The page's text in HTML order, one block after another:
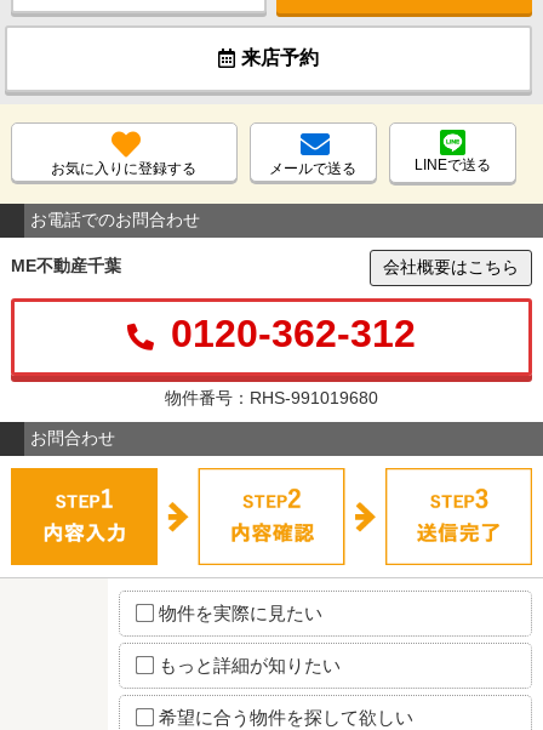
来店予約
お気に入りに登録する メールで送る LINEで送る
お電話でのお問合わせ
ME不動産千葉 会社概要はこちら
0120-362-312
物件番号：RHS-991019680
お問合わせ
物件を実際に見たい
もっと詳細が知りたい
希望に合う物件を探して欲しい